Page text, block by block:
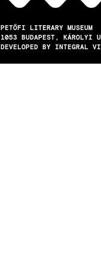
PETŐFI LITERARY MUSEUM
1053
BUDAPEST
KÁROLYI
DEVELOPED BY INTEGRAL